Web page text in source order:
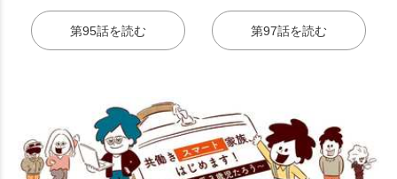
第95話を読む 第97話を読む